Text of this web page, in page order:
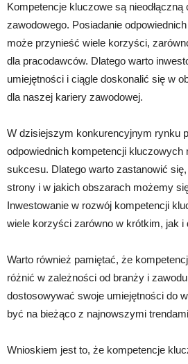
Kompetencje kluczowe są
zawodowego. Posiadanie
może przynieść wiele korzyści,
dla pracodawców. Dlatego warto
umiejętności i ciągle doskonalić się w
dla naszej kariery zawodowej.
W dzisiejszym konkurencyjnym rynku
odpowiednich kompetencji
sukcesu. Dlatego warto zastanowić
strony i w jakich obszarach możemy
Inwestowanie w rozwój kompetencji
wiele korzyści zarówno w krótkim, jak i
Warto również pamiętać, że
różnić w zależności od branży i
dostosowywać swoje umiejętności do
być na bieżąco z najnowszymi
Wnioskiem jest to, że kompetencje